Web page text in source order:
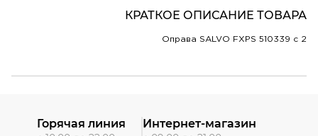
КРАТКОЕ ОПИСАНИЕ ТОВАРА
Оправа SALVO FXPS 510339 c 2
Горячая линия Интернет-магазин